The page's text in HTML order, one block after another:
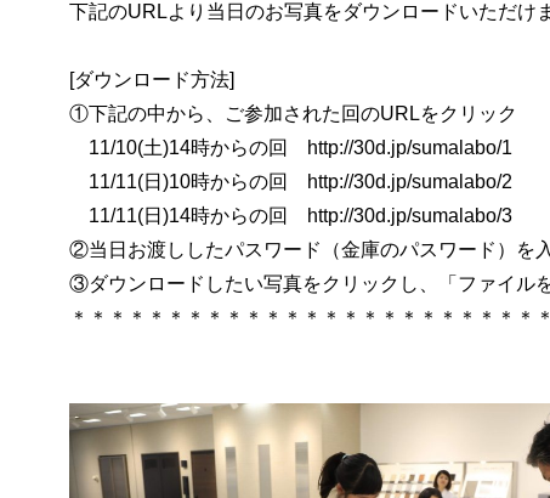
下記のURLより当日のお写真をダウンロードいただけ
[ダウンロード方法]
①下記の中から、ご参加された回のURLをクリック
11/10(土)14時からの回
http://30d.jp/sumalabo/1
11/11(日)10時からの回
http://30d.jp/sumalabo/2
11/11(日)14時からの回
http://30d.jp/sumalabo/3
②当日お渡ししたパスワード（金庫のパスワード）を
③ダウンロードしたい写真をクリックし、「ファイル
＊＊＊＊＊＊＊＊＊＊＊＊＊＊＊＊＊＊＊＊＊＊＊＊